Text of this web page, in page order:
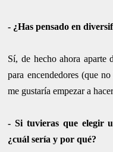
- ¿Has pensado en
Sí, de hecho ahora aparte
para encendedores (que
me gustaría empezar a
- Si tuvieras que elegir
¿cuál sería y por qué?